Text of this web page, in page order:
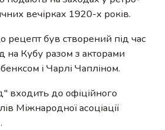
вечірках 1920-х років.
рецепт був створений під час
на Кубу разом з акторами
і Чарлі Чапліном.
входить до офіційного
Міжнародної асоціації